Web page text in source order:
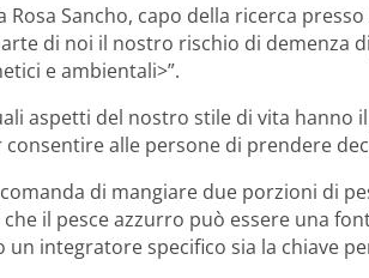
Rosa Sancho, capo della ricerca
di noi il nostro rischio di demenza
e ambientali>”.
aspetti del nostro stile di vita
consentire alle persone di prendere
di mangiare due porzioni di
il pesce azzurro può essere una
un integratore specifico sia la chiave